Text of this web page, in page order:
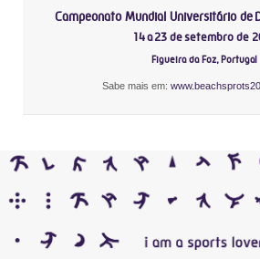
Campeonato Mundial Universitário de
14 a 23 de setembro de
Figueira da Foz, Portugal
Sabe mais em: